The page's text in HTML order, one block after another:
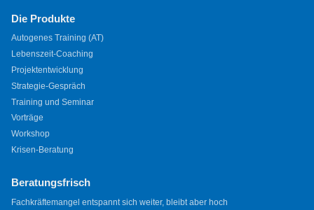
Die Produkte
Autogenes Training (AT)
Lebenszeit-Coaching
Projektentwicklung
Strategie-Gespräch
Training und Seminar
Vorträge
Workshop
Krisen-Beratung
Beratungsfrisch
Fachkräftemangel entspannt sich weiter, bleibt aber hoch